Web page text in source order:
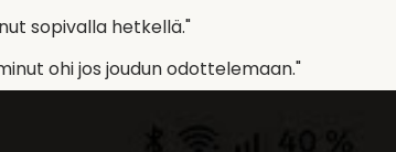
sopivalla hetkellä."
ohi jos joudun odottelemaan."